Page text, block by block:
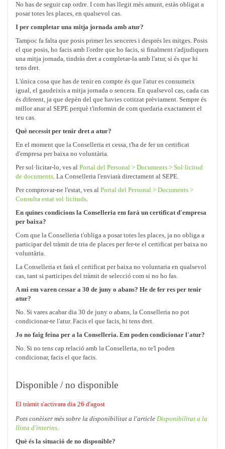
No has de seguir cap ordre. I com has llegit més amunt, estàs obligat a
posar totes les places, en qualsevol cas.
I per completar una mitja jornada amb atur?
Tampoc fa falta que posis primer les senceres i després les mitges. Posis
el que posis, ho facis amb l'ordre que ho facis, si finalment t'adjudiquen
una mitja jornada, tindràs dret a completar-la amb l'atur, si és que hi
tens dret.
L'única cosa que has de tenir en compte és que l'atur es consumeix
igual, el gaudeixis a mitja jornada o sencera. En qualsevol cas, cada cas
és diferent, ja que depèn del que havies cotitzat prèviament. Sempre és
millor anar al SEPE perquè t'informin de com quedaria exactament el
teu cas.
Què necessit per tenir dret a atur?
En el moment que la Conselleria et cessa, t'ha de fer un certificat
d'empresa per baixa no voluntària.
Per sol·licitar-lo, ves al Portal del Personal > Documents > Sol·licitud
de documents. La Conselleria l'enviarà directament al SEPE.
Per comprovar-ne l'estat, ves al Portal del Personal > Documents >
Consulta estat sol·licituds.
En quines condicions la Conselleria em farà un certificat d'empresa
per baixa?
Com que la Conselleria t'obliga a posar totes les places, ja no obliga a
participar del tràmit de tria de places per fer-te el certificat per baixa no
voluntària.
La Conselleria et farà el certificat per baixa no voluntaria en qualsevol
cas, tant si participes del tràmit de selecció com si no ho fas.
A mi em varen cessar a 30 de juny o abans? He de fer res per tenir
atur?
No. Si vares acabar dia 30 de juny o abans, la Conselleria no pot
condicionar-te l'atur. Facis el que facis, hi tens dret.
Jo no faig feina per a la Conselleria. Em poden condicionar l'atur?
No. Si no tens cap relació amb la Conselleria, no te'l poden
condicionar, facis el que facis.
Disponible / no disponible
El tràmit s'activara dia 26 d'agost
Pots conèixer més sobre la disponibilitat a l'article Disponibilitat a la
llista d'interins.
Què és la situació de no disponible?